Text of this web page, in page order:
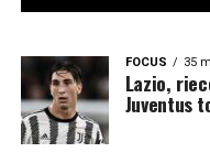
FOCUS 35
Lazio,
Juventus